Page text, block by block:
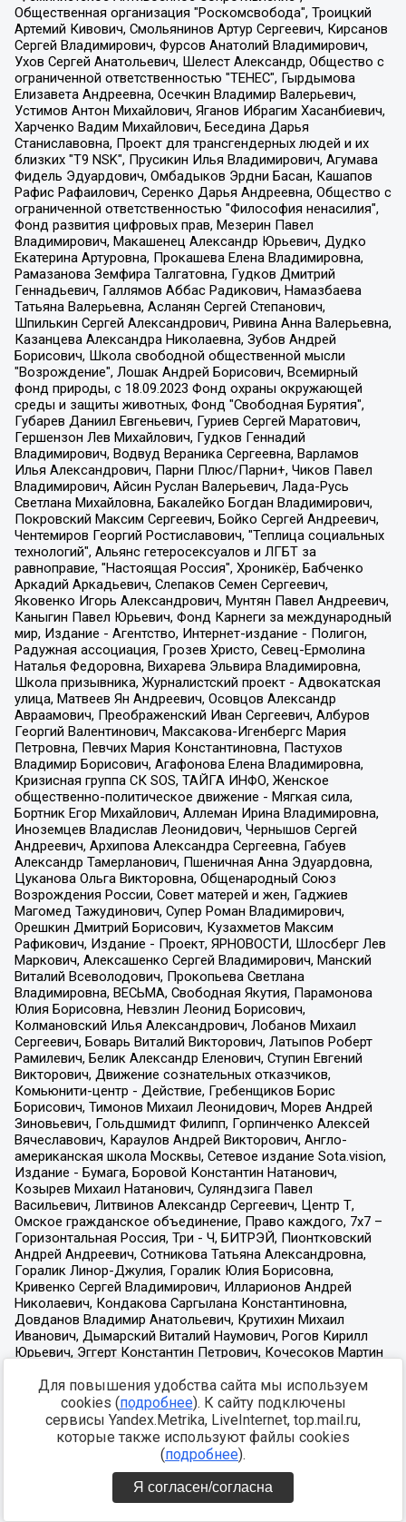
Для повышения удобства сайта мы используем
cookies (подробнее). К сайту подключены
сервисы Yandex.Metrika, LiveInternet, top.mail.ru,
которые также используют файлы cookies
(подробнее).
Я согласен/согласна